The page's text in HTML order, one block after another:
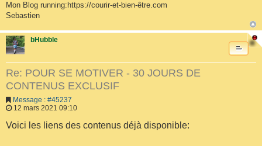
Mon Blog running:https://courir-et-bien-être.com
Sebastien
bHubble
Re: POUR SE MOTIVER - 30 JOURS DE
CONTENUS EXCLUSIF
Message : #45237
12 mars 2021 09:10
Voici les liens des contenus déjà disponible: